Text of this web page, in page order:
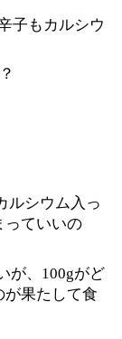
子もカルシウ
ルシウム入っ
っていいの
が、100gがど
が果たして食